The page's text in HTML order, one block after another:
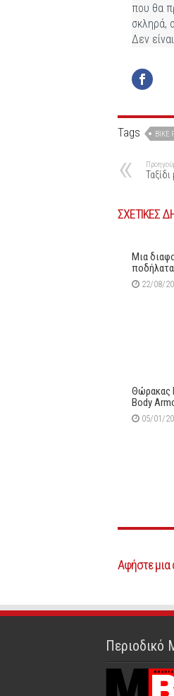
που θα
σκληρά,
Δεν
Tags BIKE
ΣΧΕΤΙΚΕΣ
Μια
ποδήλατα
22/08/
Θώρακας
Body
05/01/
Αφήστε μια
Περιοδικό